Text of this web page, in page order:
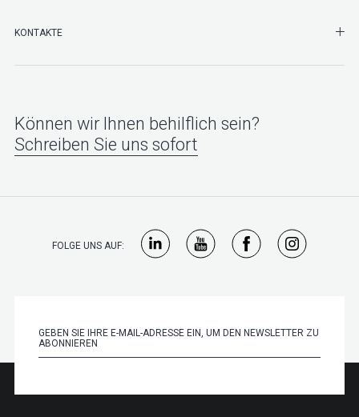
KONTAKTE
Können wir Ihnen behilflich sein?
Schreiben Sie uns sofort
FOLGE UNS AUF: